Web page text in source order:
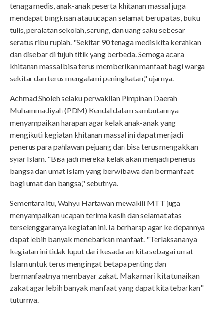
tenaga medis, anak-anak peserta khitanan massal juga
mendapat bingkisan atau ucapan selamat berupa tas, buku
tulis, peralatan sekolah, sarung, dan uang saku sebesar
seratus ribu rupiah. "Sekitar 90 tenaga medis kita kerahkan
dan disebar di tujuh titik yang berbeda. Semoga acara
khitanan massal bisa terus memberikan manfaat bagi warga
sekitar dan terus mengalami peningkatan," ujarnya.
Achmad Sholeh selaku perwakilan Pimpinan Daerah
Muhammadiyah (PDM) Kendal dalam sambutannya
menyampaikan harapan agar kelak anak-anak yang
mengikuti kegiatan khitanan massal ini dapat menjadi
penerus para pahlawan pejuang dan bisa terus mengakkan
syiar Islam. "Bisa jadi mereka kelak akan menjadi penerus
bangsa dan umat Islam yang berwibawa dan bermanfaat
bagi umat dan bangsa," sebutnya.
Sementara itu, Wahyu Hartawan mewakili MTT juga
menyampaikan ucapan terima kasih dan selamat atas
terselenggaranya kegiatan ini. Ia berharap agar ke depannya
dapat lebih banyak menebarkan manfaat. "Terlaksananya
kegiatan ini tidak luput dari kesadaran kita sebagai umat
Islam untuk terus mengingat betapa penting dan
bermanfaatnya membayar zakat. Maka mari kita tunaikan
zakat agar lebih banyak manfaat yang dapat kita tebarkan,"
tuturnya.